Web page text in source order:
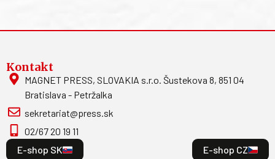
Kontakt
MAGNET PRESS, SLOVAKIA s.r.o. Šustekova 8, 851 04
Bratislava - Petržalka
sekretariat@press.sk
02/67 20 19 11
E-shop SK
E-shop CZ